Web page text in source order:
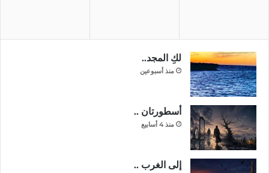
لكِ المجد..
منذ أسبوعين
أسطورتان ..
منذ 4 أسابيع
إلى الغرب ..